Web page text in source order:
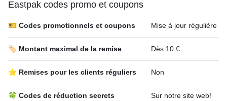
Eastpak codes promo et coupons
🎫 Codes promotionnels et coupons Mise à jour régulière
🏷️ Montant maximal de la remise Dès 10 €
⭐ Remises pour les clients réguliers Non
🍀 Codes de réduction secrets Sur notre site web!